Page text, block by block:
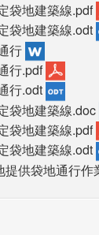
袋地建築線.pdf
袋地建築線.odt
行
行.pdf
行.odt
袋地建築線.doc
袋地建築線.pdf
袋地建築線.odt
提供袋地通行